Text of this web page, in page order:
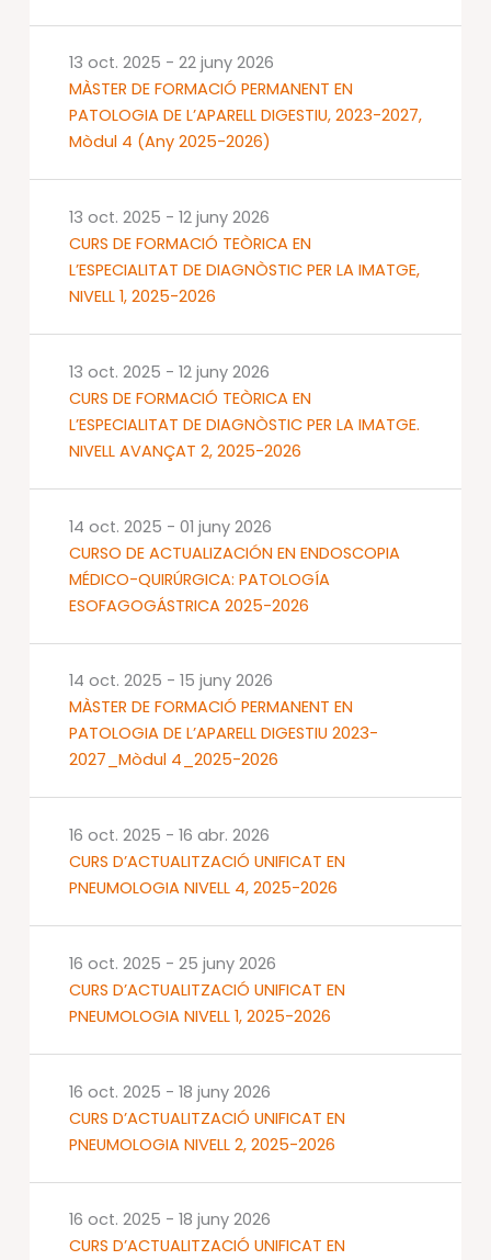
MÀSTER DE FORMACIÓ PERMANENT EN
PATOLOGIA DE L’APARELL DIGESTIU, 2023-2027,
Mòdul 4 (Any 2025-2026)
13 oct. 2025 - 22 juny 2026
CURS DE FORMACIÓ TEÒRICA EN
L’ESPECIALITAT DE DIAGNÒSTIC PER LA IMATGE,
NIVELL 1, 2025-2026
13 oct. 2025 - 12 juny 2026
CURS DE FORMACIÓ TEÒRICA EN
L’ESPECIALITAT DE DIAGNÒSTIC PER LA IMATGE.
NIVELL AVANÇAT 2, 2025-2026
13 oct. 2025 - 12 juny 2026
CURSO DE ACTUALIZACIÓN EN ENDOSCOPIA
MÉDICO-QUIRÚRGICA: PATOLOGÍA
ESOFAGOGÁSTRICA 2025-2026
14 oct. 2025 - 01 juny 2026
MÀSTER DE FORMACIÓ PERMANENT EN
PATOLOGIA DE L’APARELL DIGESTIU 2023-
2027_Mòdul 4_2025-2026
14 oct. 2025 - 15 juny 2026
CURS D’ACTUALITZACIÓ UNIFICAT EN
PNEUMOLOGIA NIVELL 4, 2025-2026
16 oct. 2025 - 16 abr. 2026
CURS D’ACTUALITZACIÓ UNIFICAT EN
PNEUMOLOGIA NIVELL 1, 2025-2026
16 oct. 2025 - 25 juny 2026
CURS D’ACTUALITZACIÓ UNIFICAT EN
PNEUMOLOGIA NIVELL 2, 2025-2026
16 oct. 2025 - 18 juny 2026
CURS D’ACTUALITZACIÓ UNIFICAT EN
16 oct. 2025 - 18 juny 2026